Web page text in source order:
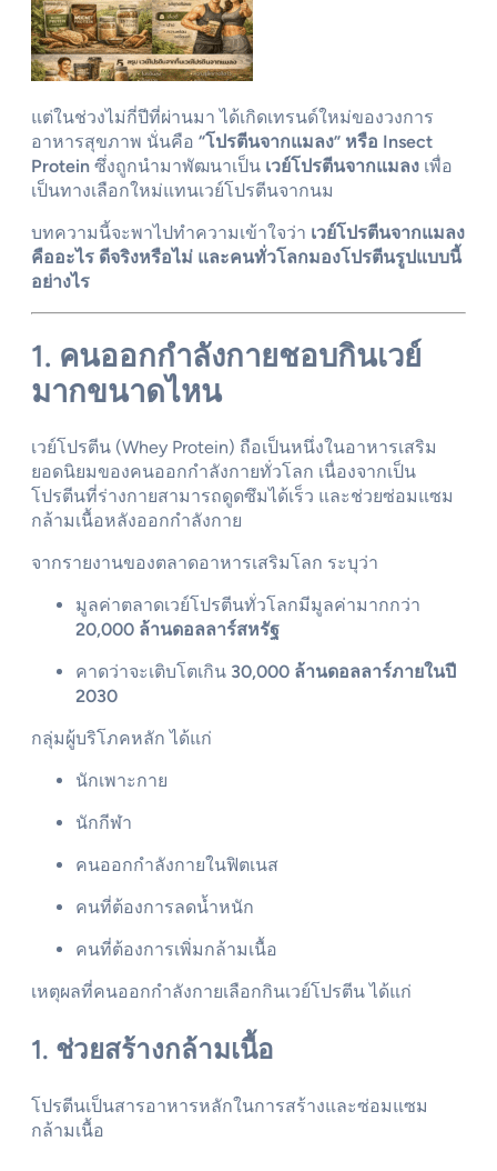
แต่ในช่วงไม่กี่ปีที่ผ่านมา ได้เกิดเทรนด์ใหม่ของวงการ
อาหารสุขภาพ นั่นคือ “โปรตีนจากแมลง” หรือ Insect
Protein ซึ่งถูกนำมาพัฒนาเป็น เวย์โปรตีนจากแมลง เพื่อ
เป็นทางเลือกใหม่แทนเวย์โปรตีนจากนม
บทความนี้จะพาไปทำความเข้าใจว่า เวย์โปรตีนจากแมลง
คืออะไร ดีจริงหรือไม่ และคนทั่วโลกมองโปรตีนรูปแบบนี้
อย่างไร
1. คนออกกำลังกายชอบกินเวย์
มากขนาดไหน
เวย์โปรตีน (Whey Protein) ถือเป็นหนึ่งในอาหารเสริม
ยอดนิยมของคนออกกำลังกายทั่วโลก เนื่องจากเป็น
โปรตีนที่ร่างกายสามารถดูดซึมได้เร็ว และช่วยซ่อมแซม
กล้ามเนื้อหลังออกกำลังกาย
จากรายงานของตลาดอาหารเสริมโลก ระบุว่า
มูลค่าตลาดเวย์โปรตีนทั่วโลกมีมูลค่ามากกว่า
20,000 ล้านดอลลาร์สหรัฐ
คาดว่าจะเติบโตเกิน 30,000 ล้านดอลลาร์ภายในปี
2030
กลุ่มผู้บริโภคหลัก ได้แก่
นักเพาะกาย
นักกีฬา
คนออกกำลังกายในฟิตเนส
คนที่ต้องการลดน้ำหนัก
คนที่ต้องการเพิ่มกล้ามเนื้อ
เหตุผลที่คนออกกำลังกายเลือกกินเวย์โปรตีน ได้แก่
1. ช่วยสร้างกล้ามเนื้อ
โปรตีนเป็นสารอาหารหลักในการสร้างและซ่อมแซม
กล้ามเนื้อ